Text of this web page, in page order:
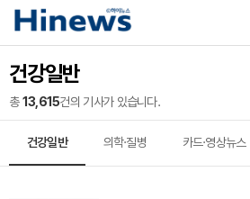
건강일반
총13,615건의 기사가 있습니다.
건강일반 의학·질병 카드·영상뉴스